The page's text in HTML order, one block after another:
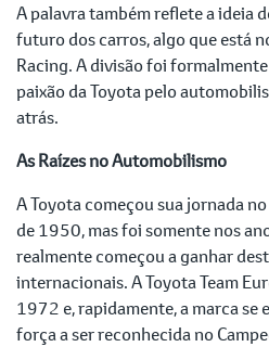
A palavra também reflete a ideia
futuro dos carros, algo que está
Racing. A divisão foi
paixão da Toyota pelo
atrás.
As Raízes no Automobilismo
A Toyota começou sua jornada
de 1950, mas foi somente nos
realmente começou a ganhar
internacionais. A Toyota Team
1972 e, rapidamente, a marca se
força a ser reconhecida no